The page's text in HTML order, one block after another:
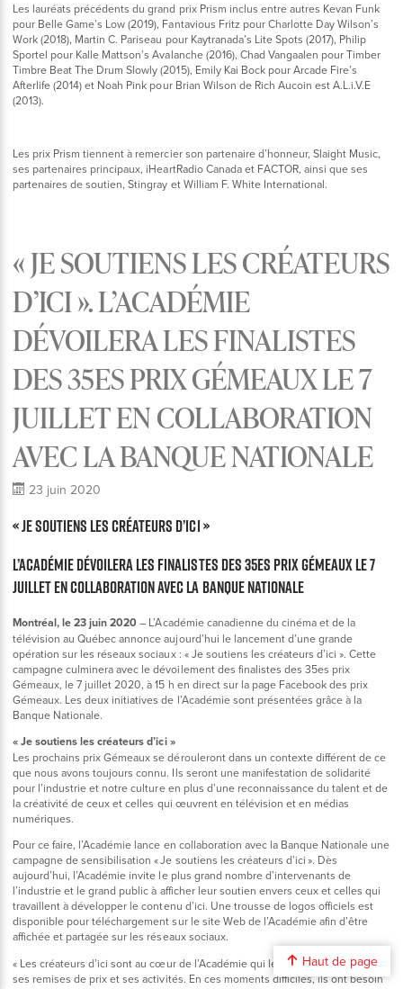
Les lauréats précédents du grand prix Prism inclus entre autres Kevan Funk
pour Belle Game’s Low (2019), Fantavious Fritz pour Charlotte Day Wilson’s
Work (2018), Martin C. Pariseau pour Kaytranada’s Lite Spots (2017), Philip
Sportel pour Kalle Mattson’s Avalanche (2016), Chad Vangaalen pour Timber
Timbre Beat The Drum Slowly (2015), Emily Kai Bock pour Arcade Fire’s
Afterlife (2014) et Noah Pink pour Brian Wilson de Rich Aucoin est A.L.i.V.E
(2013).
Les prix Prism tiennent à remercier son partenaire d’honneur, Slaight Music,
ses partenaires principaux, iHeartRadio Canada et FACTOR, ainsi que ses
partenaires de soutien, Stingray et William F. White International.
« JE SOUTIENS LES CRÉATEURS
D’ICI ». L’ACADÉMIE
DÉVOILERA LES FINALISTES
DES 35ES PRIX GÉMEAUX LE 7
JUILLET EN COLLABORATION
AVEC LA BANQUE NATIONALE
23 juin 2020
« JE SOUTIENS LES CRÉATEURS D’ICI »
L’Académie dévoilera les finalistes des 35es prix Gémeaux le 7
juillet en collaboration avec la Banque Nationale
Montréal, le 23 juin 2020 – L’Académie canadienne du cinéma et de la
télévision au Québec annonce aujourd’hui le lancement d’une grande
opération sur les réseaux sociaux : « Je soutiens les créateurs d’ici ». Cette
campagne culminera avec le dévoilement des finalistes des 35es prix
Gémeaux, le 7 juillet 2020, à 15 h en direct sur la page Facebook des prix
Gémeaux. Les deux initiatives de l’Académie sont présentées grâce à la
Banque Nationale.
« Je soutiens les créateurs d’ici »
Les prochains prix Gémeaux se dérouleront dans un contexte différent de ce
que nous avons toujours connu. Ils seront une manifestation de solidarité
pour l’industrie et notre culture en plus d’une reconnaissance du talent et de
la créativité de ceux et celles qui œuvrent en télévision et en médias
numériques.
Pour ce faire, l’Académie lance en collaboration avec la Banque Nationale une
campagne de sensibilisation « Je soutiens les créateurs d’ici ». Dès
aujourd’hui, l’Académie invite le plus grand nombre d’intervenants de
l’industrie et le grand public à afficher leur soutien envers ceux et celles qui
travaillent à développer le contenu d’ici. Une trousse de logos officiels est
disponible pour téléchargement sur le site Web de l’Académie afin d’être
affichée et partagée sur les réseaux sociaux.
« Les créateurs d’ici sont au cœur de l’Académie qui les fait rayonner à travers
ses remises de prix et ses activités. En ces moments difficiles, ils ont besoin
Haut de page